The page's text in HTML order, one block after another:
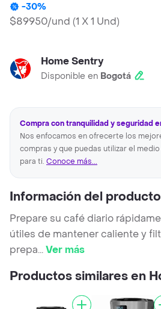
-30%
$89950/und (1 X 1 Und)
Home Sentry
Disponible en Bogotá
Compra con tranquilidad y seguridad
Nos enfocamos en ofrecerte los
compras y que puedas utilizar el
para ti. Conoce más...
Información del producto
Prepare su café diario
útiles de mantener caliente y
prepa...Ver más
Productos similares en